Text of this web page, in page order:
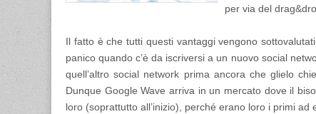
per via del
Il fatto è che tutti questi vantaggi vengono
panico quando c’è da iscriversi a un nuovo social
quell’altro social network prima ancora che glielo
Dunque Google Wave arriva in un mercato dove il
loro (soprattutto all’inizio), perché erano loro i primi